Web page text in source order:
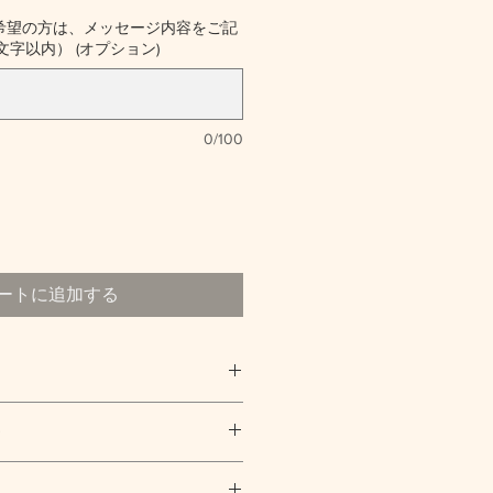
望の方は、メッセージ内容をご記
字以内） (オプション)
0/100
トに追加する